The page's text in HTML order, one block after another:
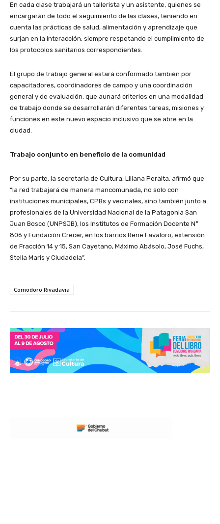
En cada clase trabajará un tallerista y un asistente, quienes se
encargarán de todo el seguimiento de las clases, teniendo en
cuenta las prácticas de salud, alimentación y aprendizaje que
surjan en la interacción, siempre respetando el cumplimiento de
los protocolos sanitarios correspondientes.
El grupo de trabajo general estará conformado también por
capacitadores, coordinadores de campo y una coordinación
general y de evaluación, que aunará criterios en una modalidad
de trabajo donde se desarrollarán diferentes tareas, misiones y
funciones en este nuevo espacio inclusivo que se abre en la
ciudad.
Trabajo conjunto en beneficio de la comunidad
Por su parte, la secretaria de Cultura, Liliana Peralta, afirmó que
“la red trabajará de manera mancomunada, no solo con
instituciones municipales, CPBs y vecinales, sino también junto a
profesionales de la Universidad Nacional de la Patagonia San
Juan Bosco (UNPSJB), los Institutos de Formación Docente N°
806 y Fundación Crecer, en los barrios Rene Favaloro, extensión
de Fracción 14 y 15, San Cayetano, Máximo Abásolo, José Fuchs,
Stella Maris y Ciudadela”.
Comodoro Rivadavia